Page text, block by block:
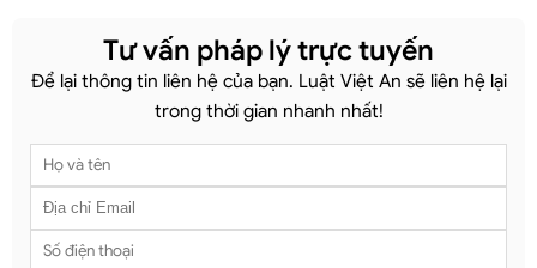
Tư vấn pháp lý trực tuyến
Để lại thông tin liên hệ của bạn. Luật Việt An sẽ liên hệ lại
trong thời gian nhanh nhất!